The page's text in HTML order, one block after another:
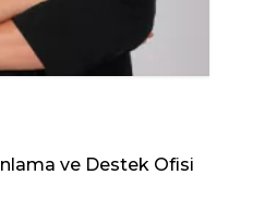
ve Destek Ofisi